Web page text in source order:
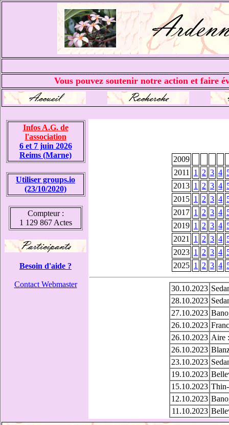
Vous pouvez soutenir notre action et faire
Infos A.G. de
l'association
6 et 7 juin 2026
Reims (Marne)
Utiliser groups.io
(23/10/2020)
Compteur :
1 129 867 Actes
Besoin d'aide ?
Contact Webmaster
2009
2011
1 2 3 4
2013 1 2 3 4
2015 1 2 3 4
2017 1 2 3 4
2019 1 2 3 4
2021
1 2 3 4
2023 1 2 3 4
2025 1 2 3 4
30.10.2023
28.10.2023
27.10.2023
26.10.2023
26.10.2023 Aire
26.10.2023
23.10.2023
19.10.2023
15.10.2023
12.10.2023
11.10.2023